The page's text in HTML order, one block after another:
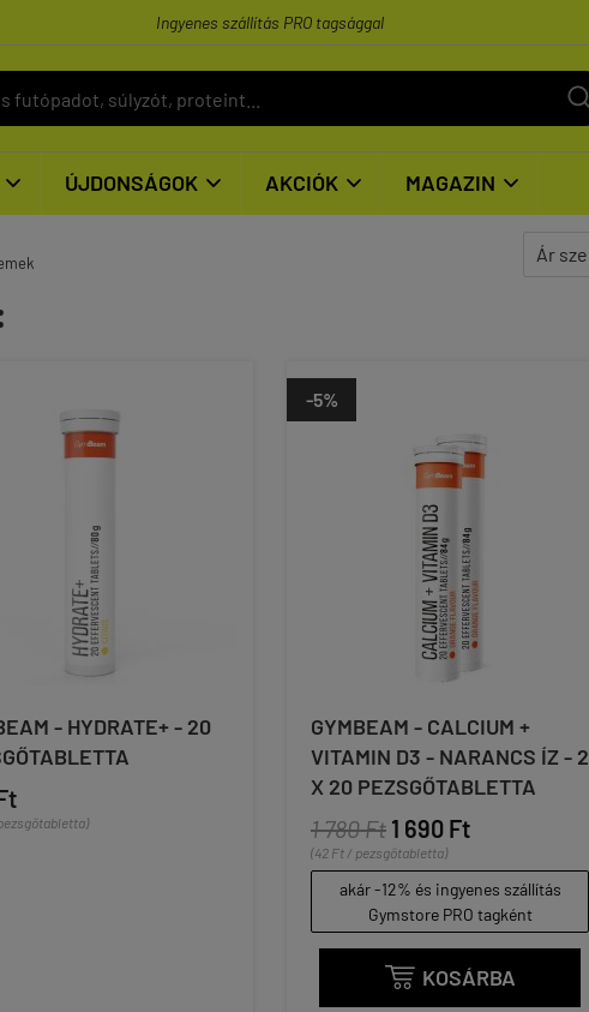
Ingyenes szállítás PRO tagsággal
 ÚJDONSÁGOK  AKCIÓK  MAGAZIN 
- HYDRATE+ - 20
-5%
GYMBEAM - CALCIUM +
VITAMIN D3 - NARANCS ÍZ - 2
X 20 PEZSGŐTABLETTA
1 780 Ft 1 690 Ft
(42 Ft / pezsgőtabletta)
akár -12% és ingyenes szállítás
Gymstore PRO tagként
 KOSÁRBA